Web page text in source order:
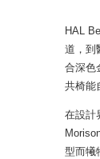
HAL
道，到
合深色
共椅能
在設計
型而犧